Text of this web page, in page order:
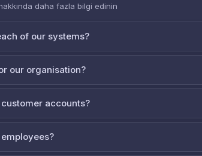
daha fazla bilgi edinin
of our systems?
our organisation?
accounts?